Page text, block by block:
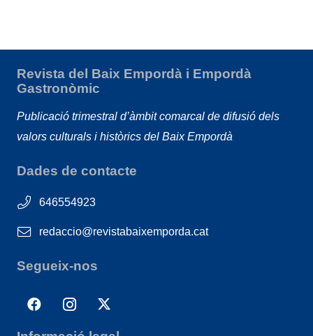
Revista del Baix Empordà i Empordà
Gastronòmic
Publicació trimestral d’àmbit comarcal de difusió dels
valors culturals i històrics del Baix Empordà
Dades de contacte
646554923
redaccio@revistabaixemporda.cat
Segueix-nos